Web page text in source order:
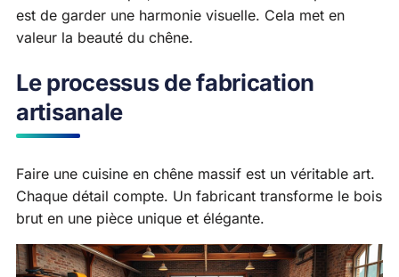
est de garder une harmonie visuelle. Cela met en
valeur la beauté du chêne.
Le processus de fabrication
artisanale
Faire une cuisine en chêne massif est un véritable art.
Chaque détail compte. Un fabricant transforme le bois
brut en une pièce unique et élégante.